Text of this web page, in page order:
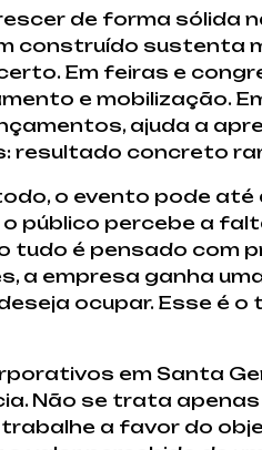
de forma sólida
construído sustenta
Em feiras e
e mobilização.
ajuda a
resultado concreto
o evento pode
público percebe a
tudo é pensado com
a empresa ganha
ocupar. Esse é
em Santa
Não se trata
a favor do